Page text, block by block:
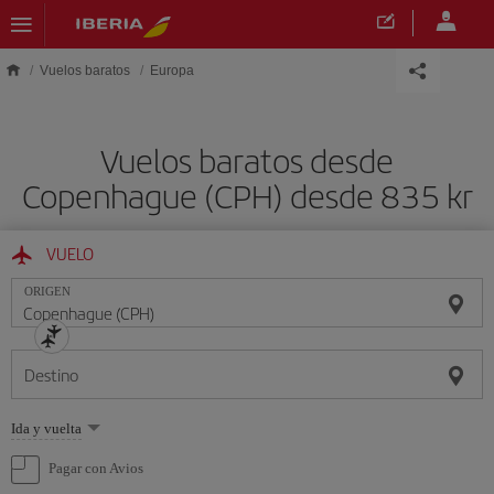
Saltar al contenido principal
Vuelos baratos Europa
Vuelos baratos desde
Copenhague (CPH) desde 835 kr
VUELO
ORIGEN
Destino
Seleccione
una
opción
Ida y vuelta
Pagar con Avios